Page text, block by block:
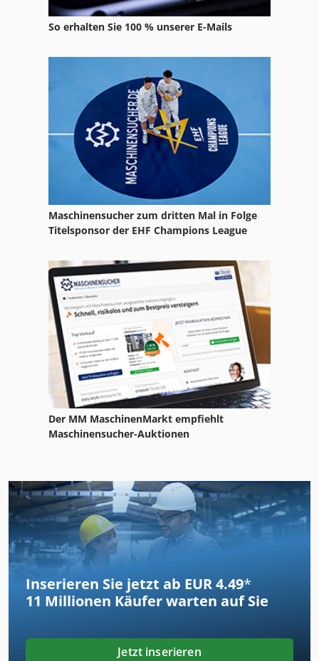
So erhalten Sie 100 % unserer E-Mails
Maschinensucher zum dritten Mal in Folge
Titelsponsor der EHF Champions League
Der MM MaschinenMarkt empfiehlt
Maschinensucher-Auktionen
Inserieren Sie jetzt ab EUR 4.49*
11 Millionen Käufer warten auf Sie
Jetzt inserieren